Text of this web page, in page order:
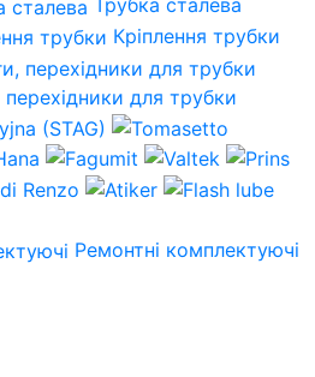
Трубка сталева
Кріплення трубки
перехідники для трубки
Ремонтні комплектуючі